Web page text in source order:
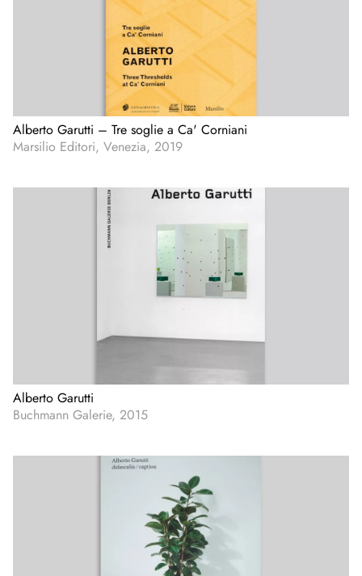
Alberto Garutti – Tre soglie a Ca' Corniani
Marsilio Editori, Venezia, 2019
Alberto Garutti
Buchmann Galerie, 2015